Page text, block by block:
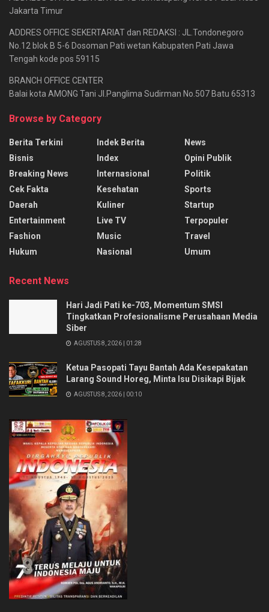
Jakarta Timur
ADDRES OFFICE SEKERTARIAT dan REDAKSI : JL.Tondonegoro
No.12 blok B 5-6 Dosoman Pati wetan Kabupaten Pati Jawa
Tengah kode pos 59115
BRANCH OFFICE CENTER
Balai kota AMONG Tani Jl.Panglima Sudirman No.507 Batu 65313
Browse by Category
Berita Terkini
Bisnis
Breaking News
Cek Fakta
Daerah
Entertainment
Fashion
Hukum
Indek Berita
Index
Internasional
Kesehatan
Kuliner
Live TV
Music
Nasional
News
Opini Publik
Politik
Sports
Startup
Terpopuler
Travel
Umum
Recent News
Hari Jadi Pati ke-703, Momentum SMSI
Tingkatkan Profesionalisme Perusahaan Media
Siber
AGUSTUS 8, 2026 | 01:28
Ketua Pasopati Tayu Bantah Ada Kesepakatan
Larang Sound Horeg, Minta Isu Disikapi Bijak
AGUSTUS 8, 2026 | 00:10